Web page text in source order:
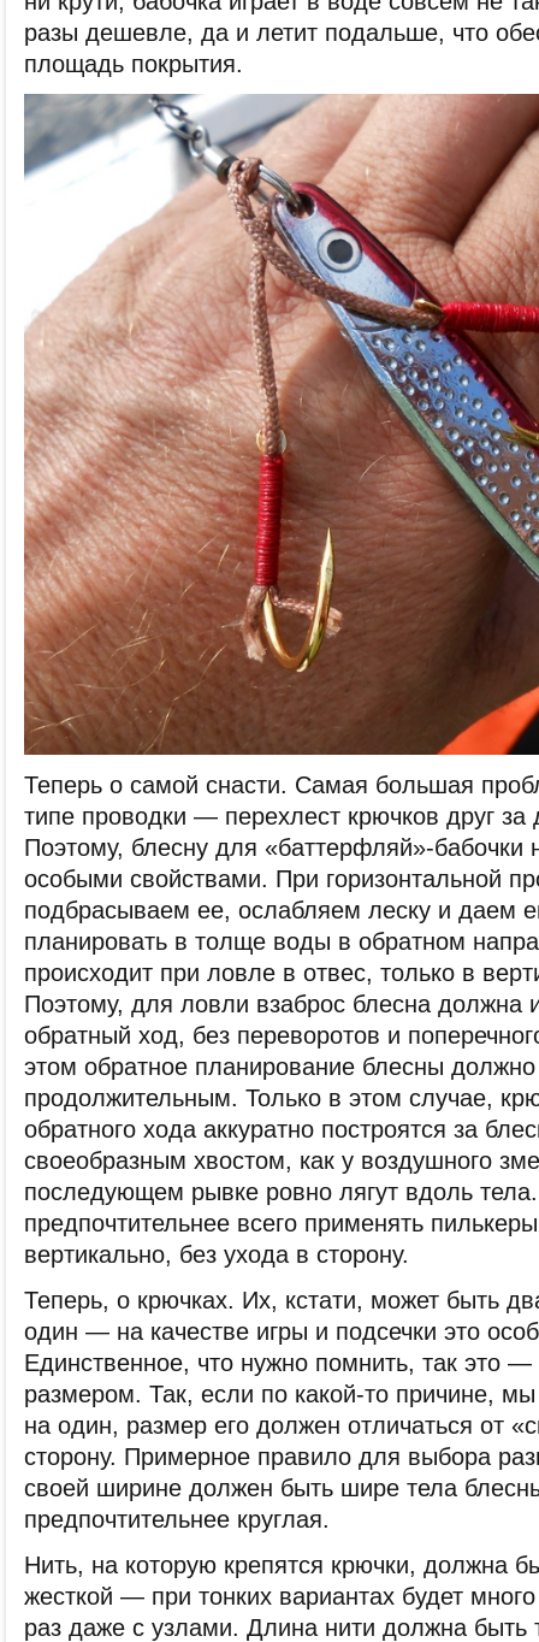
разы дешевле, да и летит подальше, что
площадь покрытия.
Теперь о самой снасти. Самая большая
типе проводки — перехлест крючков друг за
Поэтому, блесну для «баттерфляй»-бабочки
особыми свойствами. При горизонтальной
подбрасываем ее, ослабляем леску и даем
планировать в толще воды в обратном
происходит при ловле в отвес, только в
Поэтому, для ловли взаброс блесна должна
обратный ход, без переворотов и
этом обратное планирование блесны
продолжительным. Только в этом случае,
обратного хода аккуратно построятся за
своеобразным хвостом, как у воздушного
последующем рывке ровно лягут вдоль
предпочтительнее всего применять
вертикально, без ухода в сторону.
Теперь, о крючках. Их, кстати, может быть
один — на качестве игры и подсечки это
Единственное, что нужно помнить, так это —
размером. Так, если по какой-то причине,
на один, размер его должен отличаться от
сторону. Примерное правило для выбора
своей ширине должен быть шире тела
предпочтительнее круглая.
Нить, на которую крепятся крючки, должна
жесткой — при тонких вариантах будет
раз даже с узлами. Длина нити должна быть